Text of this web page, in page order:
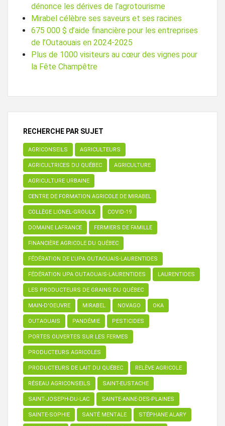
dénonce les dérives de l’agrotourisme
Mirabel célèbre ses saveurs et ses racines
675 000 $ d’aide financière pour les entreprises
de l’Outaouais en 2024-2025
Plus de 1000 visiteurs au cœur des vignes pour
la Fête Champêtre
RECHERCHE PAR SUJET
AGRICONSEILS AGRICULTEURS
AGRICULTRICES DU QUÉBEC AGRICULTURE
AGRICULTURE URBAINE
CENTRE DE FORMATION AGRICOLE DE MIRABEL
COLLÈGE LIONEL-GROULX COVID-19
DOMAINE LAFRANCE FERMIERS DE FAMILLE
FINANCIÈRE AGRICOLE DU QUÉBEC
FÉDÉRATION DE L’UPA OUTAOUAIS-LAURENTIDES
FÉDÉRATION UPA OUTAOUAIS-LAURENTIDES LAURENTIDES
LES PRODUCTEURS DE GRAINS DU QUÉBEC
MAIN-D'OEUVRE MIRABEL NOVAGO OKA
OUTAOUAIS PANDÉMIE PESTICIDES
PORTES OUVERTES SUR LES FERMES
PRODUCTEURS AGRICOLES
PRODUCTEURS DE LAIT DU QUÉBEC RELÈVE AGRICOLE
RÉSEAU AGRICONSEILS SAINT-EUSTACHE
SAINT-JOSEPH-DU-LAC SAINTE-ANNE-DES-PLAINES
SAINTE-SOPHIE SANTÉ MENTALE STÉPHANE ALARY